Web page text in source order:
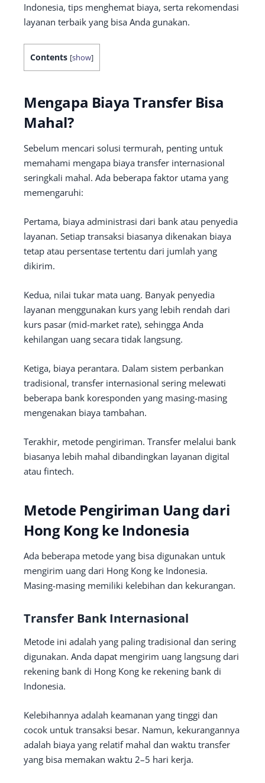
Indonesia, tips menghemat biaya, serta rekomendasi
layanan terbaik yang bisa Anda gunakan.
Contents [show]
Mengapa Biaya Transfer Bisa
Mahal?
Sebelum mencari solusi termurah, penting untuk
memahami mengapa biaya transfer internasional
seringkali mahal. Ada beberapa faktor utama yang
memengaruhi:
Pertama, biaya administrasi dari bank atau penyedia
layanan. Setiap transaksi biasanya dikenakan biaya
tetap atau persentase tertentu dari jumlah yang
dikirim.
Kedua, nilai tukar mata uang. Banyak penyedia
layanan menggunakan kurs yang lebih rendah dari
kurs pasar (mid-market rate), sehingga Anda
kehilangan uang secara tidak langsung.
Ketiga, biaya perantara. Dalam sistem perbankan
tradisional, transfer internasional sering melewati
beberapa bank koresponden yang masing-masing
mengenakan biaya tambahan.
Terakhir, metode pengiriman. Transfer melalui bank
biasanya lebih mahal dibandingkan layanan digital
atau fintech.
Metode Pengiriman Uang dari
Hong Kong ke Indonesia
Ada beberapa metode yang bisa digunakan untuk
mengirim uang dari Hong Kong ke Indonesia.
Masing-masing memiliki kelebihan dan kekurangan.
Transfer Bank Internasional
Metode ini adalah yang paling tradisional dan sering
digunakan. Anda dapat mengirim uang langsung dari
rekening bank di Hong Kong ke rekening bank di
Indonesia.
Kelebihannya adalah keamanan yang tinggi dan
cocok untuk transaksi besar. Namun, kekurangannya
adalah biaya yang relatif mahal dan waktu transfer
yang bisa memakan waktu 2–5 hari kerja.